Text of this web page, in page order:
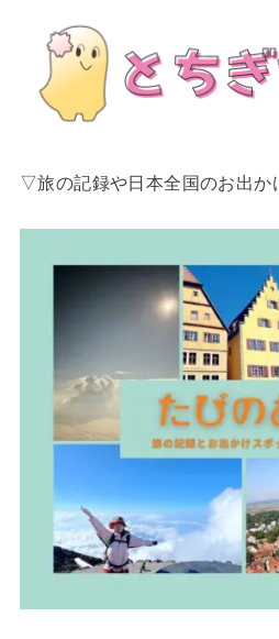
▽旅の記録や日本全国のお出か